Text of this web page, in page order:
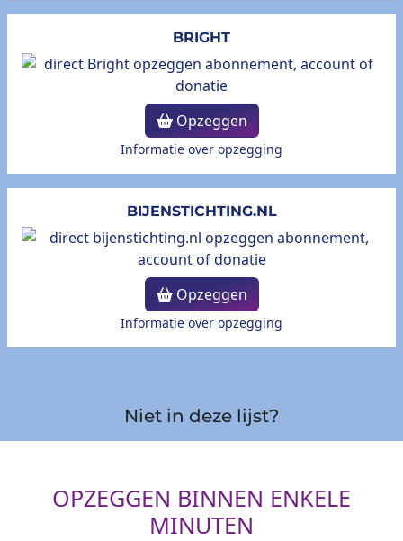
BRIGHT
Opzeggen
Informatie over opzegging
BIJENSTICHTING.NL
Opzeggen
Informatie over opzegging
Niet in deze lijst?
OPZEGGEN BINNEN ENKELE
MINUTEN